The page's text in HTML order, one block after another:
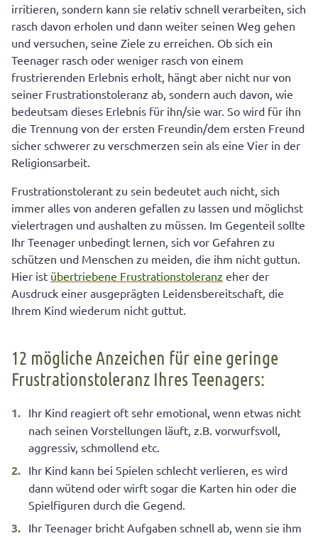
irritieren, sondern kann sie relativ schnell verarbeiten, sich
rasch davon erholen und dann weiter seinen Weg gehen
und versuchen, seine Ziele zu erreichen. Ob sich ein
Teenager rasch oder weniger rasch von einem
frustrierenden Erlebnis erholt, hängt aber nicht nur von
seiner Frustrationstoleranz ab, sondern auch davon, wie
bedeutsam dieses Erlebnis für ihn/sie war. So wird für ihn
die Trennung von der ersten Freundin/dem ersten Freund
sicher schwerer zu verschmerzen sein als eine Vier in der
Religionsarbeit.
Frustrationstolerant zu sein bedeutet auch nicht, sich
immer alles von anderen gefallen zu lassen und möglichst
vielertragen und aushalten zu müssen. Im Gegenteil sollte
Ihr Teenager unbedingt lernen, sich vor Gefahren zu
schützen und Menschen zu meiden, die ihm nicht guttun.
Hier ist übertriebene Frustrationstoleranz eher der
Ausdruck einer ausgeprägten Leidensbereitschaft, die
Ihrem Kind wiederum nicht guttut.
12 mögliche Anzeichen für eine geringe
Frustrationstoleranz Ihres Teenagers:
Ihr Kind reagiert oft sehr emotional, wenn etwas nicht
nach seinen Vorstellungen läuft, z.B. vorwurfsvoll,
aggressiv, schmollend etc.
Ihr Kind kann bei Spielen schlecht verlieren, es wird
dann wütend oder wirft sogar die Karten hin oder die
Spielfiguren durch die Gegend.
Ihr Teenager bricht Aufgaben schnell ab, wenn sie ihm